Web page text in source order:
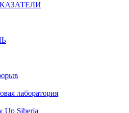
лаборатория
Up Siberia